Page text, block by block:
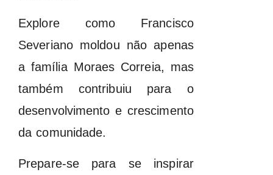
Explore como Francisco
Severiano moldou não apenas
a família Moraes Correia, mas
também contribuiu para o
desenvolvimento e crescimento
da comunidade.
Prepare-se para se inspirar